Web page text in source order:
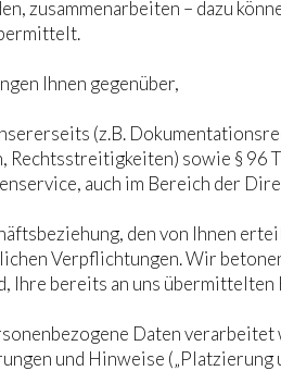
zusammenarbeiten – dazu
Ihnen gegenüber,
(z.B.
sowie § 96
auch im Bereich der
den von Ihnen
Verpflichtungen. Wir
bereits an uns übermittelten
Daten
und Hinweise